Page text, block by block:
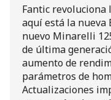
Fantic revoluciona
aquí está la nueva
nuevo Minarelli
de última
aumento de
parámetros de
Actualizaciones